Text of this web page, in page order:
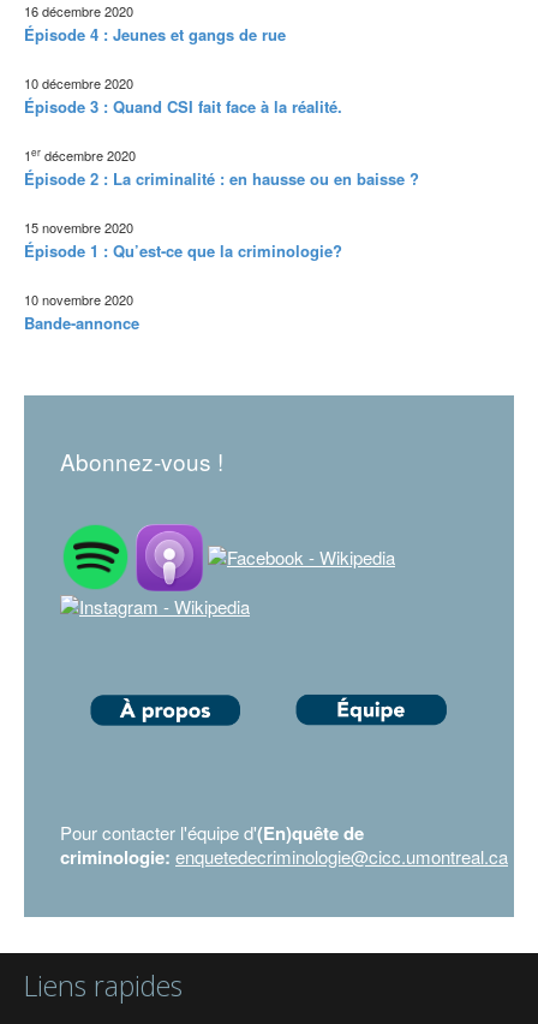
16 décembre 2020
Épisode 4 : Jeunes et gangs de rue
10 décembre 2020
Épisode 3 : Quand CSI fait face à la réalité.
1er décembre 2020
Épisode 2 : La criminalité : en hausse ou en baisse ?
15 novembre 2020
Épisode 1 : Qu’est-ce que la criminologie?
10 novembre 2020
Bande-annonce
Abonnez-vous !
Pour contacter l'équipe d'(En)quête de
criminologie: enquetedecriminologie@cicc.umontreal.ca
Liens rapides